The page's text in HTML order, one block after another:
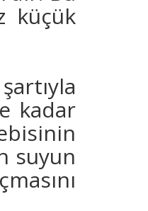
küçük
kadar
suyun